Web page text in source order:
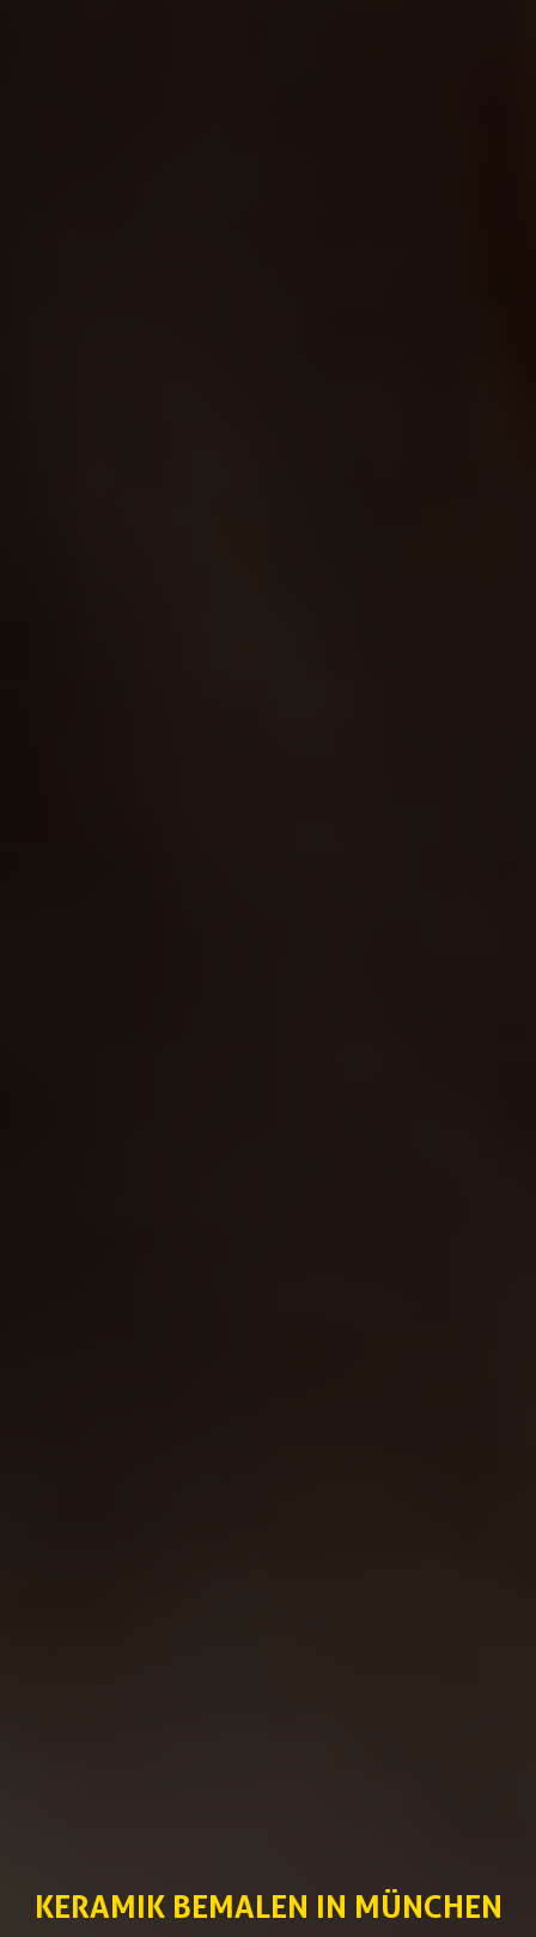
KERAMIK BEMALEN IN MÜNCHEN